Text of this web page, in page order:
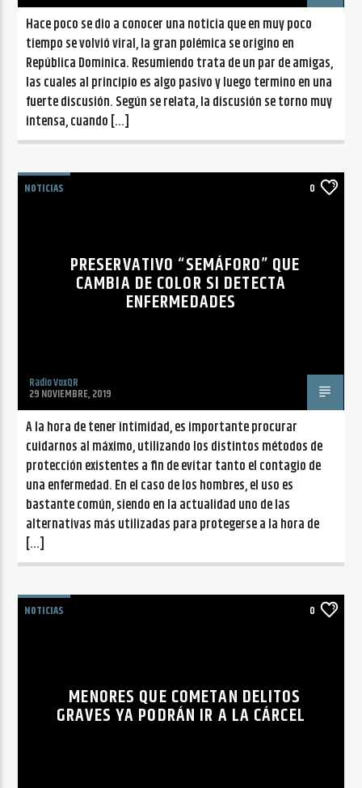
Hace poco se dio a conocer una noticia que en muy poco
tiempo se volvió viral, la gran polémica se origino en
República Dominica. Resumiendo trata de un par de amigas,
las cuales al principio es algo pasivo y luego termino en una
fuerte discusión. Según se relata, la discusión se torno muy
intensa, cuando […]
NOTICIAS 0
PRESERVATIVO “SEMÁFORO” QUE
CAMBIA DE COLOR SI DETECTA
ENFERMEDADES
Radio VoxQR
29 NOVIEMBRE, 2019
A la hora de tener intimidad, es importante procurar
cuidarnos al máximo, utilizando los distintos métodos de
protección existentes a fin de evitar tanto el contagio de
una enfermedad. En el caso de los hombres, el uso es
bastante común, siendo en la actualidad uno de las
alternativas más utilizadas para protegerse a la hora de
[…]
NOTICIAS 0
MENORES QUE COMETAN DELITOS
GRAVES YA PODRÁN IR A LA CÁRCEL